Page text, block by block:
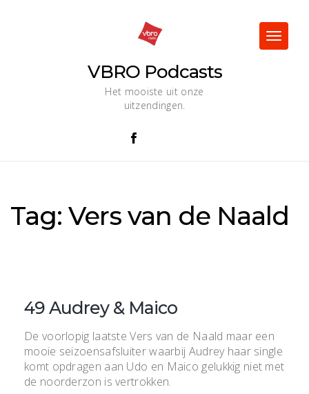
VBRO Podcasts
Het mooiste uit onze
uitzendingen.
Toggle
Tag: Vers van de Naald
49 Audrey & Maico
De voorlopig laatste Vers van de Naald maar een
mooie seizoensafsluiter waarbij Audrey haar single
komt opdragen aan Udo en Maico gelukkig niet met
de noorderzon is vertrokken.